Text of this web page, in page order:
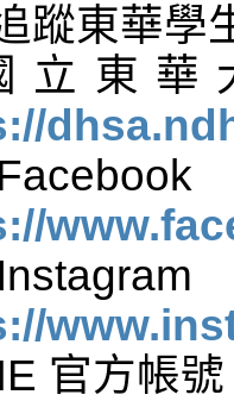
蹤東華學
立東華
官方帳號